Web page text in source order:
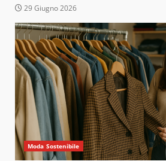
29 Giugno 2026
Moda Sostenibile